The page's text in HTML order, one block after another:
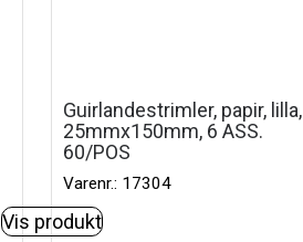
Guirlandestrimler, papir, lilla,
25mmx150mm, 6 ASS.
60/POS
Varenr.: 17304
Vis produkt